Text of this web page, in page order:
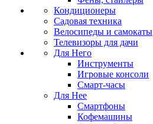
Кондиционеры
Садовая техника
Велосипеды и самокаты
Телевизоры для дачи
Для Него
Инструменты
Игровые консоли
Смарт-часы
Для Нее
Смартфоны
Кофемашины